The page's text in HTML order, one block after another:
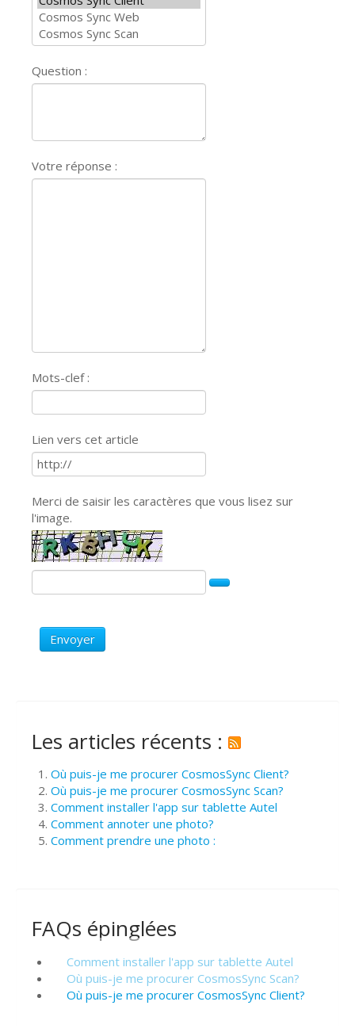
Question :
Votre réponse :
Mots-clef :
Lien vers cet article
Merci de saisir les caractères que vous lisez sur
l'image.
Envoyer
Les articles récents :
Où puis-je me procurer CosmosSync Client?
Où puis-je me procurer CosmosSync Scan?
Comment installer l'app sur tablette Autel
Comment annoter une photo?
Comment prendre une photo :
FAQs épinglées
Comment installer l'app sur tablette Autel
Où puis-je me procurer CosmosSync Scan?
Où puis-je me procurer CosmosSync Client?